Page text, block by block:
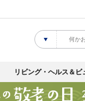
リビング・ヘルス＆ビ